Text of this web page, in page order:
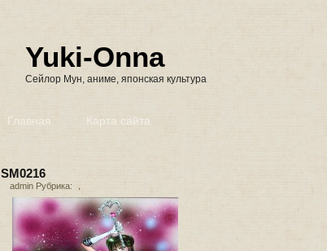
Yuki-Onna
Сейлор Мун, аниме, японская культура
Главная Карта сайта
SM0216
admin Рубрика: ，